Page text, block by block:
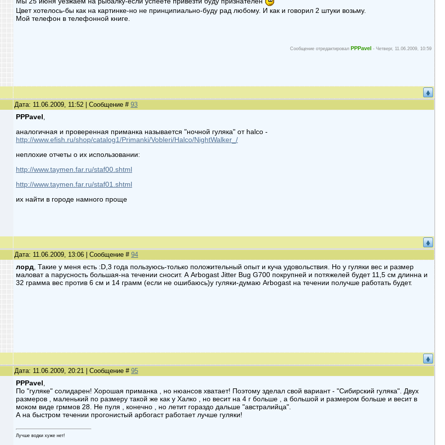
Цвет хотелось-бы как на картинке-но не принципиально-буду рад любому. И как и говорил 2 штуки возьму.
Мой телефон в телефонной книге.
Сообщение отредактировал PPPavel - Четверг, 11.06.2009, 10:59
Дата: 11.06.2009, 11:52 | Сообщение # 93
PPPavel
аналогичная и проверенная приманка называется "ночной гуляка" от halco -
http://www.efish.ru/shop/catalog1/Primanki/Vobleri/Halco/NightWalker_/
неплохие отчеты о их использовании:
http://www.taymen.far.ru/staf00.shtml
http://www.taymen.far.ru/staf01.shtml
их найти в городе намного проще
Дата: 11.06.2009, 13:06 | Сообщение # 94
лорд , Такие у меня есть :D,3 года пользуюсь-только положительный опыт и куча удовольствия. Но у гуляки вес и размер
маловат а парусность большая-на течении сносит. А Arbogast Jitter Bug G700 покрупней и потяжелей будет 11,5 см длинна и
32 грамма вес против 6 см и 14 грамм (если не ошибаюсь)у гуляки-думаю Arbogast на течении получше работать будет.
Дата: 11.06.2009, 20:21 | Сообщение # 95
PPPavel
По "гуляке" солидарен! Хорошая приманка , но нюансов хватает! Поэтому зделал свой вариант - "Сибирский гуляка". Двух
размеров , маленький по размеру такой же как у Халко , но весит на 4 г больше , а большой и размером больше и весит в
моком виде грммов 28. Не пуля , конечно , но летит гораздо дальше "австралийца".
А на быстром течении прогонистый арбогаст работает лучше гуляки!
Лучше водки хуже нет!